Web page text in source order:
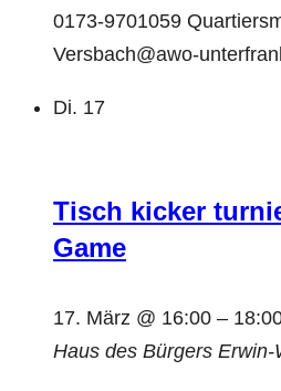
0173-9701059
Versbach@awo-
Di. 17
Tisch kicker
Game
17. März @ 16:00 –
Haus des Bürgers Erwin-